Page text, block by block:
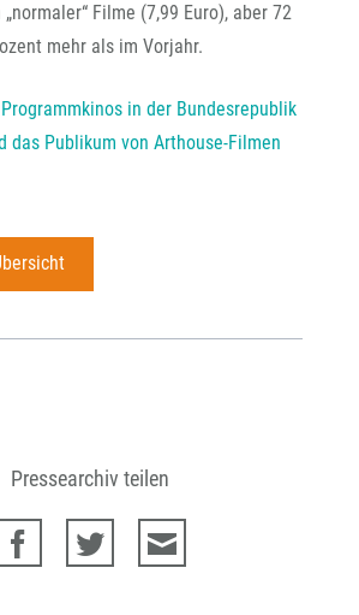
Filme (7,99 Euro), aber 72
mehr als im Vorjahr.
Programmkinos in der Bundesrepublik
das Publikum von Arthouse-Filmen
Pressearchiv teilen